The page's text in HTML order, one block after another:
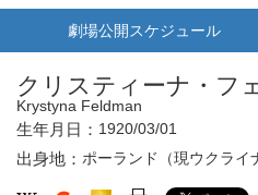
劇場公開スケジュール
クリスティーナ・フ
Krystyna Feldman
生年月日： 1920/03/01
出身地： ポーランド（現ウクライ